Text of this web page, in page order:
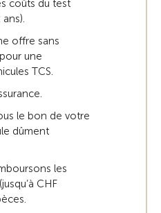
coûts du test
offre sans
une
TCS.
le bon de votre
dûment
les
CHF